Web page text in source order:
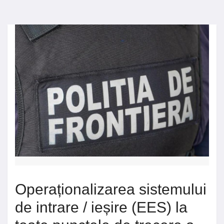
Operaționalizarea sistemului
de intrare / ieșire (EES) la